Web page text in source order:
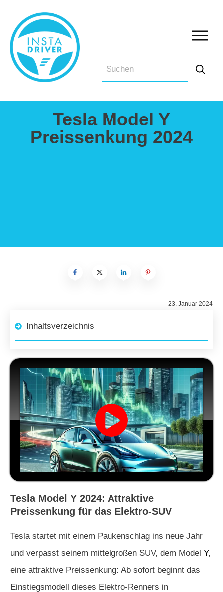
Tesla Model Y
Preissenkung 2024
23. Januar 2024
Inhaltsverzeichnis
Tesla Model Y 2024: Attraktive
Preissenkung für das Elektro-SUV
Tesla startet mit einem Paukenschlag ins neue Jahr
und verpasst seinem mittelgroßen SUV, dem Model Y,
eine attraktive Preissenkung: Ab sofort beginnt das
Einstiegsmodell dieses Elektro-Renners in